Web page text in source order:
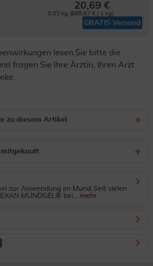
20,69 €
0.03 kg (689,67 € / 1 kg)
GRATIS Versand
lesen Sie bitte die
fragen Sie Ihre Ärztin, Ihren Arzt
zu diesem Artikel
mitgekauft
zur Anwendung im Mund Seit vielen
MUNDGEL® bei... mehr